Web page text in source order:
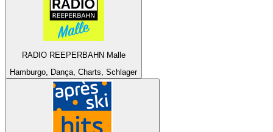
RADIO REEPERBAHN Malle
Hamburgo, Dança, Charts, Schlager